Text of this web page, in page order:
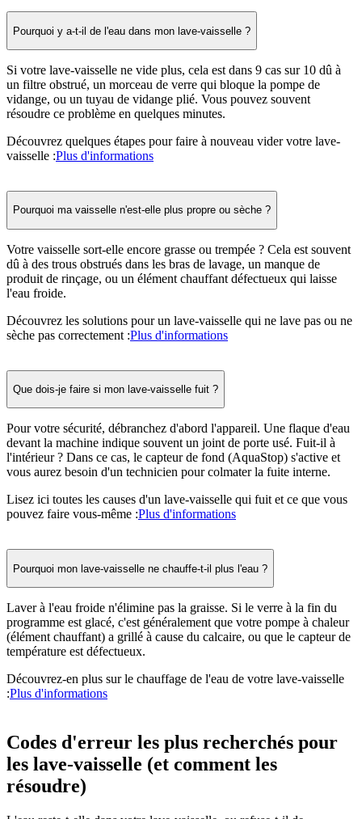
Pourquoi y a-t-il de l'eau dans mon lave-vaisselle ?
Si votre lave-vaisselle ne vide plus, cela est dans 9 cas sur 10 dû à
un filtre obstrué, un morceau de verre qui bloque la pompe de
vidange, ou un tuyau de vidange plié. Vous pouvez souvent
résoudre ce problème en quelques minutes.
Découvrez quelques étapes pour faire à nouveau vider votre lave-
vaisselle :Plus d'informations
Pourquoi ma vaisselle n'est-elle plus propre ou sèche ?
Votre vaisselle sort-elle encore grasse ou trempée ? Cela est souvent
dû à des trous obstrués dans les bras de lavage, un manque de
produit de rinçage, ou un élément chauffant défectueux qui laisse
l'eau froide.
Découvrez les solutions pour un lave-vaisselle qui ne lave pas ou ne
sèche pas correctement :Plus d'informations
Que dois-je faire si mon lave-vaisselle fuit ?
Pour votre sécurité, débranchez d'abord l'appareil. Une flaque d'eau
devant la machine indique souvent un joint de porte usé. Fuit-il à
l'intérieur ? Dans ce cas, le capteur de fond (AquaStop) s'active et
vous aurez besoin d'un technicien pour colmater la fuite interne.
Lisez ici toutes les causes d'un lave-vaisselle qui fuit et ce que vous
pouvez faire vous-même :Plus d'informations
Pourquoi mon lave-vaisselle ne chauffe-t-il plus l'eau ?
Laver à l'eau froide n'élimine pas la graisse. Si le verre à la fin du
programme est glacé, c'est généralement que votre pompe à chaleur
(élément chauffant) a grillé à cause du calcaire, ou que le capteur de
température est défectueux.
Découvrez-en plus sur le chauffage de l'eau de votre lave-vaisselle
:Plus d'informations
Codes d'erreur les plus recherchés pour
les lave-vaisselle (et comment les
résoudre)